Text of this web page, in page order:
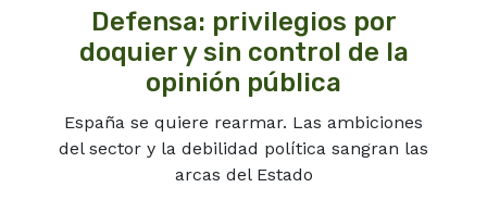
Defensa: privilegios por
doquier y sin control de la
opinión pública
España se quiere rearmar. Las ambiciones
del sector y la debilidad política sangran las
arcas del Estado